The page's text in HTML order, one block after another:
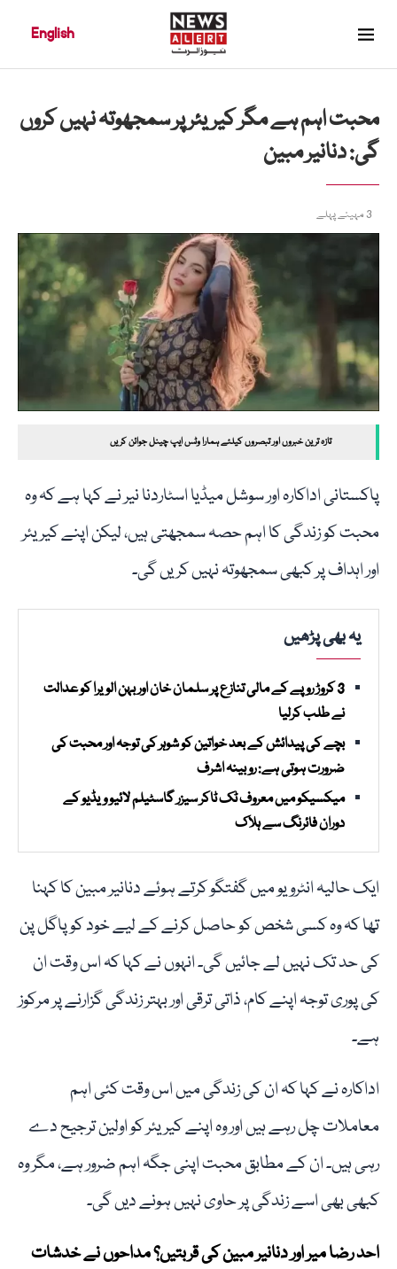
English
محبت اہم ہے مگر کیریئر پر سمجھوتہ نہیں کروں
گی: دنانیر مبین
3 مہینے پہلے
تازہ ترین خبروں اور تبصروں کیلئے ہمارا وٹس ایپ چینل جوائن کریں
پاکستانی اداکارہ اور سوشل میڈیا اسٹاردنا نیر نے کہا ہے کہ وہ
محبت کو زندگی کا اہم حصہ سمجھتی ہیں، لیکن اپنے کیریئر
اور اہداف پر کبھی سمجھوتہ نہیں کریں گی۔
یہ بھی پڑھیں
3 کروڑ روپے کے مالی تنازع پر سلمان خان اور بہن الویرا کو عدالت
نے طلب کرلیا
بچے کی پیدائش کے بعد خواتین کو شوہر کی توجہ اور محبت کی
ضرورت ہوتی ہے: روبینہ اشرف
میکسیکو میں معروف ٹک ٹاکر سیزر گاسٹیلم لائیو ویڈیو کے
دوران فائرنگ سے ہلاک
ایک حالیہ انٹرویو میں گفتگو کرتے ہوئے دنانیر مبین کا کہنا
تھا کہ وہ کسی شخص کو حاصل کرنے کے لیے خود کو پاگل پن
کی حد تک نہیں لے جائیں گی۔ انہوں نے کہا کہ اس وقت ان
کی پوری توجہ اپنے کام، ذاتی ترقی اور بہتر زندگی گزارنے پر مرکوز
ہے۔
اداکارہ نے کہا کہ ان کی زندگی میں اس وقت کئی اہم
معاملات چل رہے ہیں اور وہ اپنے کیریئر کو اولین ترجیح دے
رہی ہیں۔ ان کے مطابق محبت اپنی جگہ اہم ضرور ہے، مگر وہ
کبھی بھی اسے زندگی پر حاوی نہیں ہونے دیں گی۔
احد رضا میر اور دنانیر مبین کی قربتیں؟ مداحوں نے خدشات